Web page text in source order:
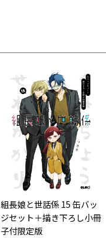
組長娘と世話係 15 缶バッ
ジセット＋描き下ろし小冊
子付限定版